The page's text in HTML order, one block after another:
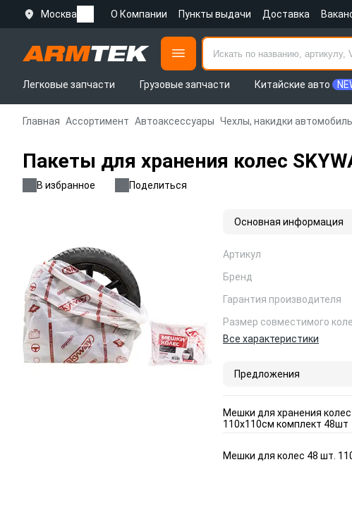
Москва О Компании Пункты выдачи Доставка
Легковые запчасти
Грузовые запчасти Китайские авто
Главная Ассортимент Автоаксессуары Чехлы, накидки
Пакеты для хранения колес
В избранное Поделиться
Основная информация
Артикул
Бренд
Гарантия производителя
Размер совместимого
Все характеристики
Предложения
Мешки для хранения колес
110x110см комплект 48шт
Мешки для колес 48 шт.